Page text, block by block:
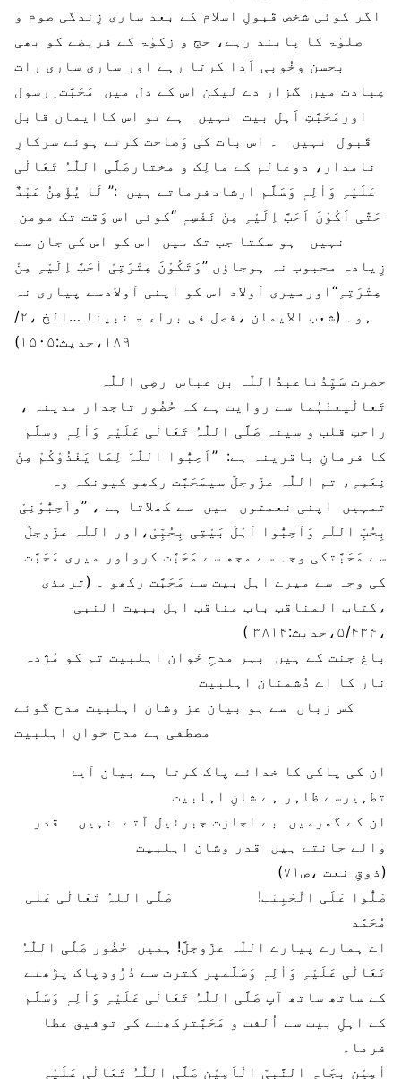
اگر کوئی شخص قَبولِ اسلام کے بعد ساری زِندگی صوم و
صلوٰۃ کا پابند رہے، حج و زکوٰۃ کے فریضے کو بھی
بحسن وخُوبی اَدا کرتا رہے اور ساری ساری رات
عِبادت میں گزار دے لیکن اس کے دل میں مَحَبَّت ِرسول
اورمَحَبَّتِ اَہلِ بیت نہیں ہے تو اس کاایمان قابل
قَبول نہیں ۔ اس بات کی وَضاحت کرتے ہوئے سرکارِ
نامدار، دوعالم کے مالِک و مختارصَلَّی اللّٰہُ تَعَالٰی
عَلَیْہِ وَاٰلِہٖ وَسَلَّم ارشادفرماتے ہیں :’’ لَا یُؤْمِنُ عَبْدٌ
حَتّٰی اَکُوْنَ اَحَبَّ اِلَیْہِ مِنْ نَفْسِہٖ ‘‘کوئی اس وَقت تک مومن
نہیں ہو سکتا جب تک میں اس کو اس کی جان سے
زِیادہ محبوب نہ ہوجاؤں ’’وَتَکُوْنَ عِتْرَتِیْ اَحَبَّ اِلَیْہِ مِنْ
عِتْرَتِہِ‘‘اورمیری اَولاد اس کو اپنی اَولادسے پیاری نہ
ہو۔ (شعب الایمان ،فصل فی براء ۃ نبینا …الخ ،۲/
۱۸۹،حدیث:۱۵۰۵)
حضرت سَیِّدُناعبدُاللّٰہ بن عباس رضِی اللّٰہ
تَعالٰیعنْہُما سے روایت ہے کہ حُضُور تاجدار مدینہ ،
راحتِ قلب و سینہ صَلَّی اللّٰہُ تَعَالٰی عَلَیْہِ وَاٰلِہٖ وسلَّم
کا فرمانِ باقرینہ ہے: ’’اَحِبُّوا اللّٰہَ لِمَا یَغْذُوْکُمْ مِنْ
نِعَمِہِ، تم اللّٰہ عزّوجلّ سیمَحَبَّت رکھو کیونکہ وہ
تمہیں اپنی نعمتوں میں سے کھلاتا ہے ، ’’واَحِبُّوْنِیْ
بِحُبِّ اللّٰہِ وَاَحِبُّوا اَہْلَ بَیْتِی بِحُبِّیْ،اور اللّٰہ عزّوجلَّ
سے مَحَبَّتکی وجہ سے مجھ سے مَحَبَّت کرواور میری مَحَبَّت
کی وجہ سے میرے اہل بیت سے مَحَبَّت رکھو ۔ (ترمذی
،کتاب المناقب باب مناقب اہل ببیت النبی
،۵/۴۳۴،حدیث:۳۸۱۴ )
باغ جنت کے ہیں بہر مدحِ خَوان اہلبیت تم کو مُژدہ
نار کا اے دُشمنان اہلبیت
کس زباں سے ہو بیان عز وشان اہلبیت مدح گوئے
مصطفی ہے مدح خوانِ اہلبیت
ان کی پاکی کا خدائے پاک کرتا ہے بیان آیۂ
تطہیرسے ظاہر ہے شانِ اہلبیت
ان کے گھرمیں بے اجازت جبرئیل آتے نہیں
قدر
والے جانتے ہیں قدر وشان اہلبیت
(ذوقِ نعت ،ص۷۱)
صَلُّوا عَلَی الْحَبِیْب! صَلَّی اللہُ تَعَالٰی عَلٰی
مُحَمَّد
اے ہمارے پیارے اللّٰہ عزّوجلَّ! ہمیں حُضُور صَلَّی اللّٰہُ
تَعَالٰی عَلَیْہِ وَاٰلِہٖ وَسَلَّمپر کثرت سے دُرُودِپاک پڑھنے
کے ساتھ ساتھ آپ صَلَّی اللّٰہُ تَعَالٰی عَلَیْہِ وَاٰلِہٖ وَسَلَّم
کے اہلِ بیت سے اُلفت و مَحَبَّترکھنے کی توفیق عطا
فرما۔
اٰمِیْن بِجَاہِ النَّبِیِّ الْاَمِیْن صَلَّی اللّٰہُ تَعَالٰی عَلَیْہِ